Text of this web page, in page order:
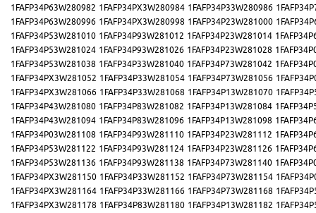
1FAFP34P63W280982 1FAFP34PX3W280984 1FAFP34P33W280986
1FAFP34P63W280996 1FAFP34PX3W280998 1FAFP34P23W281000
1FAFP34P53W281010 1FAFP34P93W281012 1FAFP34P23W281014
1FAFP34P53W281024 1FAFP34P93W281026 1FAFP34P23W281028
1FAFP34P53W281038 1FAFP34P33W281040 1FAFP34P73W281042
1FAFP34PX3W281052 1FAFP34P33W281054 1FAFP34P73W281056
1FAFP34PX3W281066 1FAFP34P33W281068 1FAFP34P13W281070
1FAFP34P43W281080 1FAFP34P83W281082 1FAFP34P13W281084
1FAFP34P43W281094 1FAFP34P83W281096 1FAFP34P13W281098
1FAFP34P03W281108 1FAFP34P93W281110 1FAFP34P23W281112
1FAFP34P53W281122 1FAFP34P93W281124 1FAFP34P23W281126
1FAFP34P53W281136 1FAFP34P93W281138 1FAFP34P73W281140
1FAFP34PX3W281150 1FAFP34P33W281152 1FAFP34P73W281154
1FAFP34PX3W281164 1FAFP34P33W281166 1FAFP34P73W281168
1FAFP34PX3W281178 1FAFP34P83W281180 1FAFP34P13W281182